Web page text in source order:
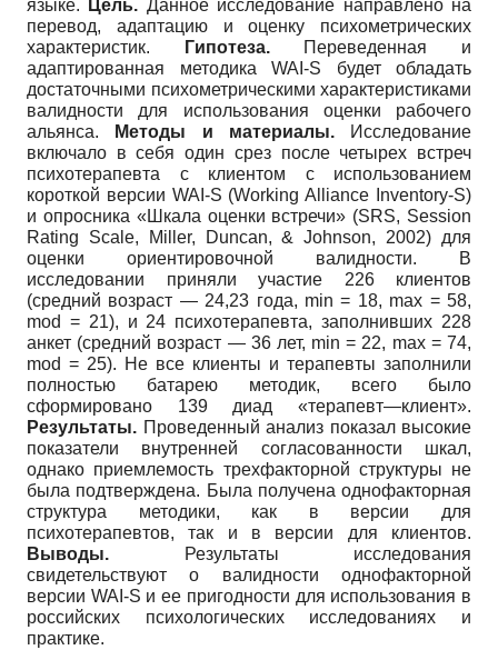
языке.
Цель. Данное исследование направлено на
перевод, адаптацию и оценку психометрических
характеристик.
Гипотеза.Переведенная и
адаптированная методика WAI-S будет обладать
достаточными психометрическими характеристиками
валидности для использования оценки рабочего
альянса.
Методы и материалы.Исследование
включало в себя один срез после четырех встреч
психотерапевта с клиентом с использованием
короткой версии WAI-S (Working Alliance Inventory-S)
и опросника «Шкала оценки встречи» (SRS, Session
Rating Scale, Miller, Duncan, & Johnson, 2002) для
оценки ориентировочной валидности. В
исследовании приняли участие 226 клиентов
(средний возраст — 24,23 года, min = 18, max = 58,
mod = 21), и 24 психотерапевта, заполнивших 228
анкет (средний возраст — 36 лет, min = 22, max = 74,
mod = 25). Не все клиенты и терапевты заполнили
полностью батарею методик, всего было
сформировано 139 диад «терапевт—клиент».
Результаты. Проведенный анализ показал высокие
показатели внутренней согласованности шкал,
однако приемлемость трехфакторной структуры не
была подтверждена. Была получена однофакторная
структура методики, как в версии для
психотерапевтов, так и в версии для клиентов.
Выводы. Результаты исследования
свидетельствуют о валидности однофакторной
версии WAI-S и ее пригодности для использования в
российских психологических исследованиях и
практике.